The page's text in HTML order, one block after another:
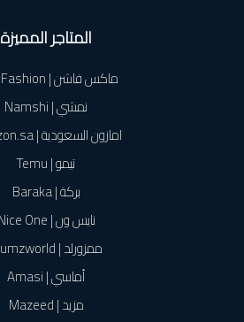
المتاجر المميزة
ماكس فاشن | Max Fashion
نمشي | Namshi
امازون السعودية | Amazon.sa
تيمو | Temu
بركة | Baraka
نايس ون | Nice One
ممزورلد | Mumzworld
أماسي | Amasi
مزيد | Mazeed